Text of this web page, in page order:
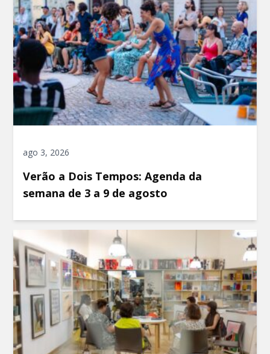
ago 3, 2026
Verão a Dois Tempos: Agenda da
semana de 3 a 9 de agosto